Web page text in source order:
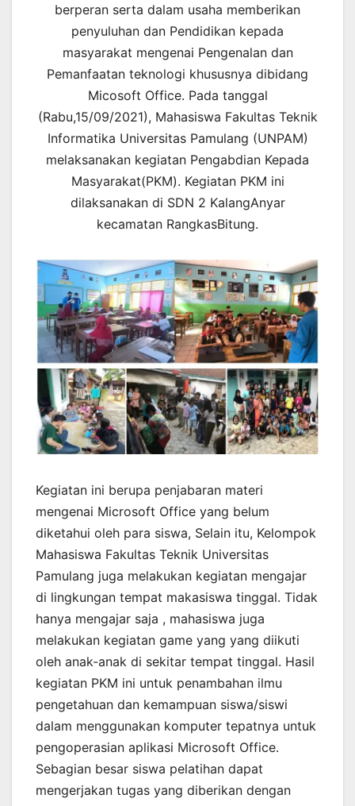
berperan serta dalam usaha memberikan
penyuluhan dan Pendidikan kepada
masyarakat mengenai Pengenalan dan
Pemanfaatan teknologi khususnya dibidang
Micosoft Office. Pada tanggal
(Rabu,15/09/2021), Mahasiswa Fakultas Teknik
Informatika Universitas Pamulang (UNPAM)
melaksanakan kegiatan Pengabdian Kepada
Masyarakat(PKM). Kegiatan PKM ini
dilaksanakan di SDN 2 KalangAnyar
kecamatan RangkasBitung.
Kegiatan ini berupa penjabaran materi
mengenai Microsoft Office yang belum
diketahui oleh para siswa, Selain itu, Kelompok
Mahasiswa Fakultas Teknik Universitas
Pamulang juga melakukan kegiatan mengajar
di lingkungan tempat makasiswa tinggal. Tidak
hanya mengajar saja , mahasiswa juga
melakukan kegiatan game yang yang diikuti
oleh anak-anak di sekitar tempat tinggal. Hasil
kegiatan PKM ini untuk penambahan ilmu
pengetahuan dan kemampuan siswa/siswi
dalam menggunakan komputer tepatnya untuk
pengoperasian aplikasi Microsoft Office.
Sebagian besar siswa pelatihan dapat
mengerjakan tugas yang diberikan dengan